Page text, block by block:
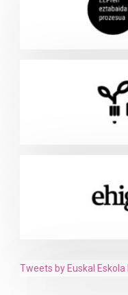
Tweets by Euskal Eskola